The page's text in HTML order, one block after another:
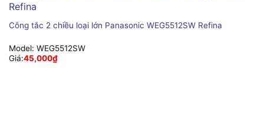
Công tắc 2 chiều loại lớn Panasonic WEG5512SW Refina
Model: WEG5512SW
Giá:45,000₫